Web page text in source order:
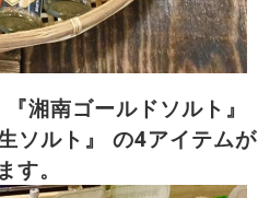
湘南ゴールドソルト』
ソルト』
の4アイテムが
す。